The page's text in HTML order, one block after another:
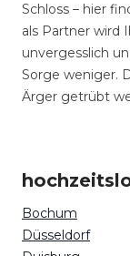
Schloss – hier
als Partner wird
unvergesslich
Sorge weniger.
Ärger getrübt
Bochum
Düsseldorf